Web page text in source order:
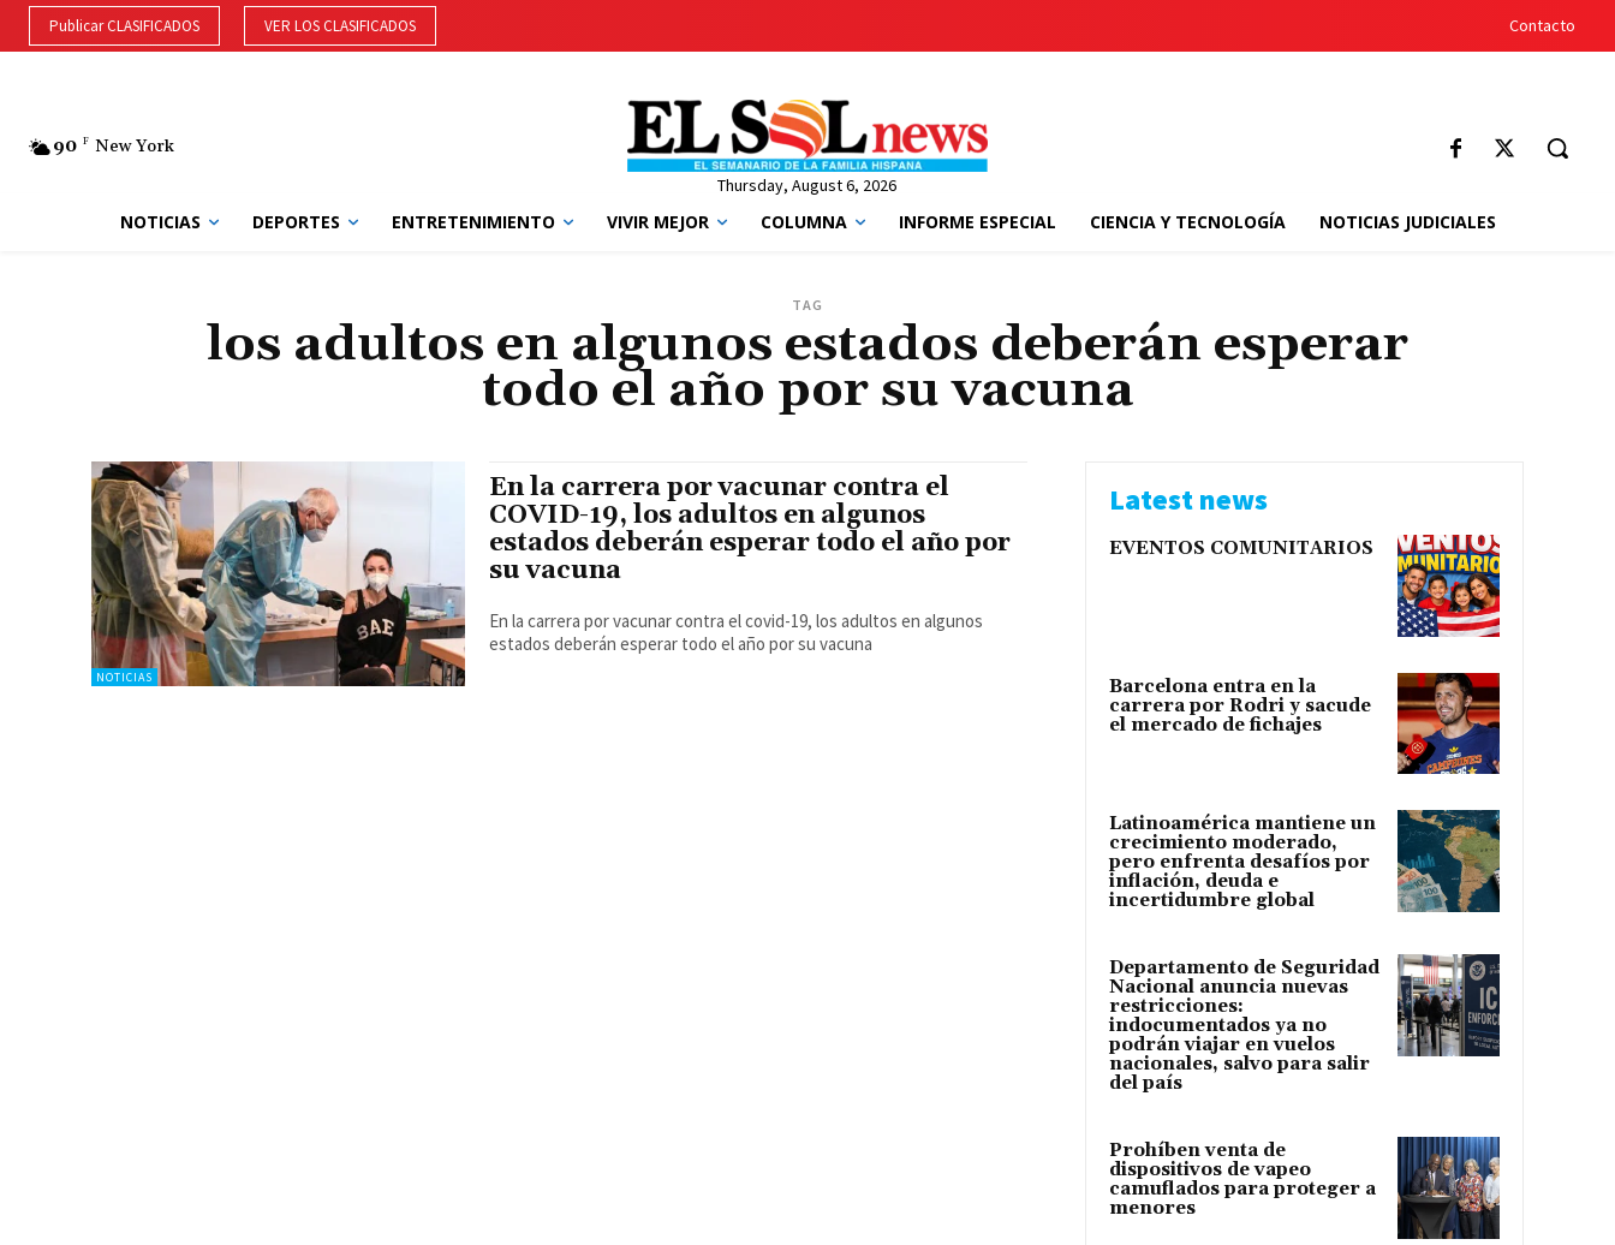
Publicar CLASIFICADOS VER LOS CLASIFICADOS Contacto
90 F New York
Thursday, August 6, 2026
NOTICIAS DEPORTES ENTRETENIMIENTO VIVIR MEJOR COLUMNA INFORME ESPECIAL CIENCIA Y TECNOLOGÍA NOTICIAS JUDICIALES
TAG
los adultos en algunos estados deberán esperar
todo el año por su vacuna
NOTICIAS
En la carrera por vacunar contra el
COVID-19, los adultos en algunos
estados deberán esperar todo el año por
su vacuna
En la carrera por vacunar contra el covid-19, los adultos en algunos
estados deberán esperar todo el año por su vacuna
Latest news
EVENTOS COMUNITARIOS
Barcelona entra en la
carrera por Rodri y sacude
el mercado de fichajes
Latinoamérica mantiene un
crecimiento moderado,
pero enfrenta desafíos por
inflación, deuda e
incertidumbre global
Departamento de Seguridad
Nacional anuncia nuevas
restricciones:
indocumentados ya no
podrán viajar en vuelos
nacionales, salvo para salir
del país
Prohíben venta de
dispositivos de vapeo
camuflados para proteger a
menores